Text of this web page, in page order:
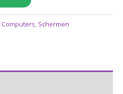
Computers, Schermen